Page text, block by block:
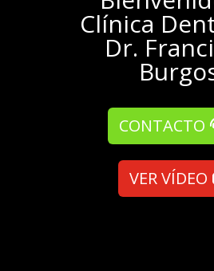
Clínica
Dr.
CONTACTO
VER VÍDEO